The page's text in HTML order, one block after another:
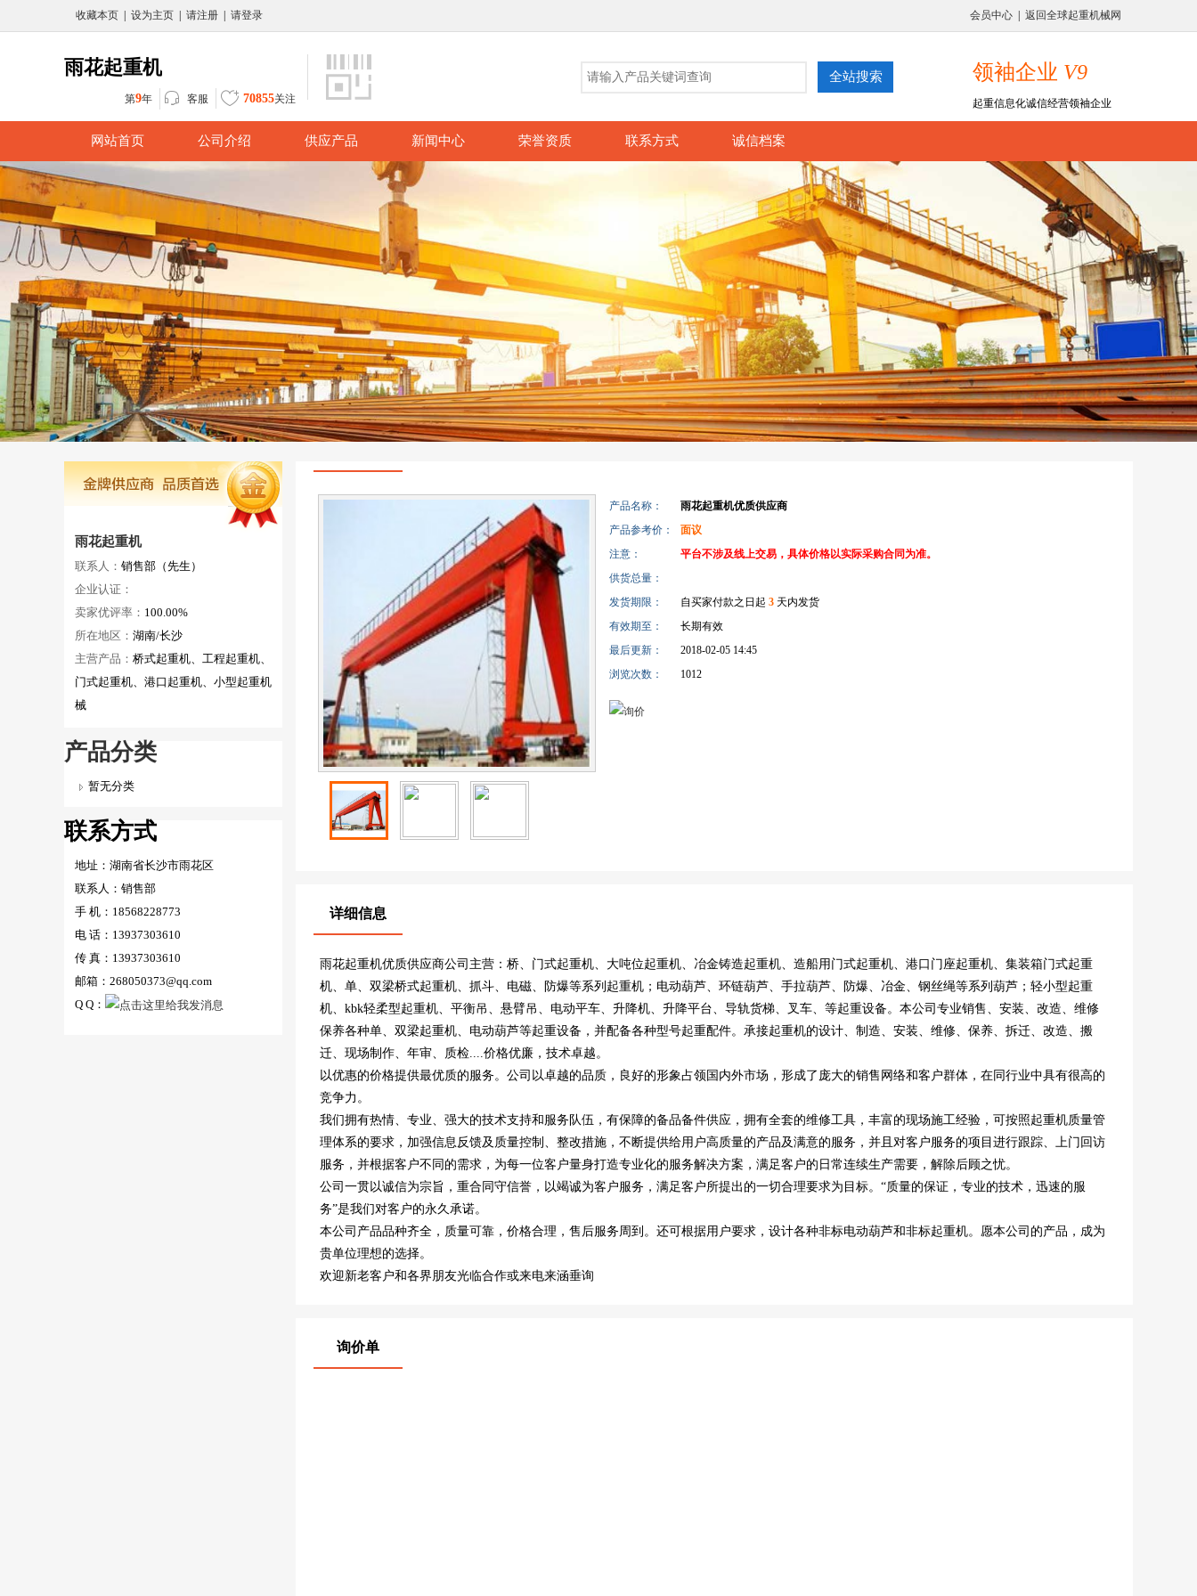
会员中心 返回全球起重机械网
收藏本页 设为主页 请注册 请登录
雨花起重机
第9年 客服 70855关注
领袖企业 V9
起重信息化诚信经营领袖企业
网站首页 公司介绍 供应产品 新闻中心 荣誉资质 联系方式 诚信档案
雨花起重机
联系人： 销售部（先生）
企业认证：
卖家优评率： 100.00%
所在地区： 湖南/长沙
主营产品： 桥式起重机、工程起重机、
门式起重机、港口起重机、小型起重机
械
产品分类
暂无分类
联系方式
地址：湖南省长沙市雨花区
联系人：销售部
手 机：18568228773
电 话：13937303610
传 真：13937303610
邮箱：268050373@qq.com
Q Q：
产品名称：
雨花起重机优质供应商
产品参考价：
面议
注意：
平台不涉及线上交易，具体价格以实际采购合同为准。
供货总量：
发货期限：
自买家付款之日起 3 天内发货
有效期至：
长期有效
最后更新：
2018-02-05 14:45
浏览次数：
1012
详细信息
雨花起重机优质供应商公司主营：桥、门式起重机、大吨位起重机、冶金铸造起重机、造船用门式起重机、港口门座起重机、集装箱门式起重
机、单、双梁桥式起重机、抓斗、电磁、防爆等系列起重机；电动葫芦、环链葫芦、手拉葫芦、防爆、冶金、钢丝绳等系列葫芦；轻小型起重
机、kbk轻柔型起重机、平衡吊、悬臂吊、电动平车、升降机、升降平台、导轨货梯、叉车、等起重设备。本公司专业销售、安装、改造、维修
保养各种单、双梁起重机、电动葫芦等起重设备，并配备各种型号起重配件。承接起重机的设计、制造、安装、维修、保养、拆迁、改造、搬
迁、现场制作、年审、质检....价格优廉，技术卓越。
以优惠的价格提供最优质的服务。公司以卓越的品质，良好的形象占领国内外市场，形成了庞大的销售网络和客户群体，在同行业中具有很高的
竞争力。
我们拥有热情、专业、强大的技术支持和服务队伍，有保障的备品备件供应，拥有全套的维修工具，丰富的现场施工经验，可按照起重机质量管
理体系的要求，加强信息反馈及质量控制、整改措施，不断提供给用户高质量的产品及满意的服务，并且对客户服务的项目进行跟踪、上门回访
服务，并根据客户不同的需求，为每一位客户量身打造专业化的服务解决方案，满足客户的日常连续生产需要，解除后顾之忧。
公司一贯以诚信为宗旨，重合同守信誉，以竭诚为客户服务，满足客户所提出的一切合理要求为目标。“质量的保证，专业的技术，迅速的服
务”是我们对客户的永久承诺。
本公司产品品种齐全，质量可靠，价格合理，售后服务周到。还可根据用户要求，设计各种非标电动葫芦和非标起重机。愿本公司的产品，成为
贵单位理想的选择。
欢迎新老客户和各界朋友光临合作或来电来涵垂询
询价单